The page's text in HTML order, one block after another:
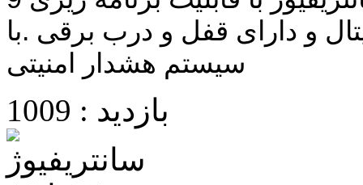
و دارای قفل و درب برقی .با
سیستم هشدار امنیتی
بازدید : 1009